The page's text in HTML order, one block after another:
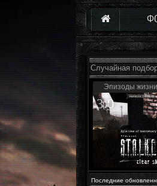
Случайная
Эпизоды
3.0
Последние